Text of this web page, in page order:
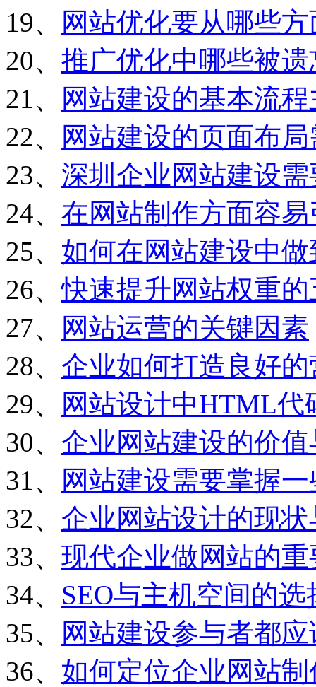
19、
网站优化要从哪些
20、 推广优化中哪些被
21、
网站建设的基本流
22、
网站建设的页面布
23、 深圳企业网站建设
24、 在网站制作方面容
25、 如何在网站建设中
26、快速提升网站权重
27、
网站运营的关键因素
28、 企业如何打造良好
29、
网站设计中HTML代
30、 企业网站建设的价
31、
网站建设需要掌握
32、 企业网站设计的现
33、 现代企业做网站的重
34、 SEO与主机空间的选
35、
网站建设参与者都
36、 如何定位企业网站